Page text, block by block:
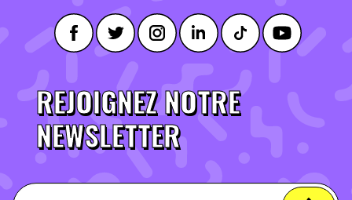
REJOIGNEZ NOTRE
NEWSLETTER